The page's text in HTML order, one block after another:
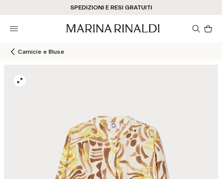
SPEDIZIONI E RESI GRATUITI
Non hai un MyAccount? REGISTRATI SUBITO
STORE LOCATOR
Camicie e Bluse